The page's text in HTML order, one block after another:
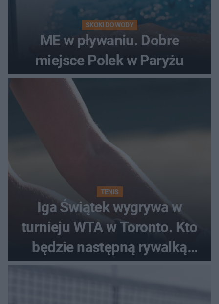
SKOKI DO WODY
ME w pływaniu. Dobre
miejsce Polek w Paryżu
TENIS
Iga Świątek wygrywa w
turnieju WTA w Toronto. Kto
będzie następną rywalką